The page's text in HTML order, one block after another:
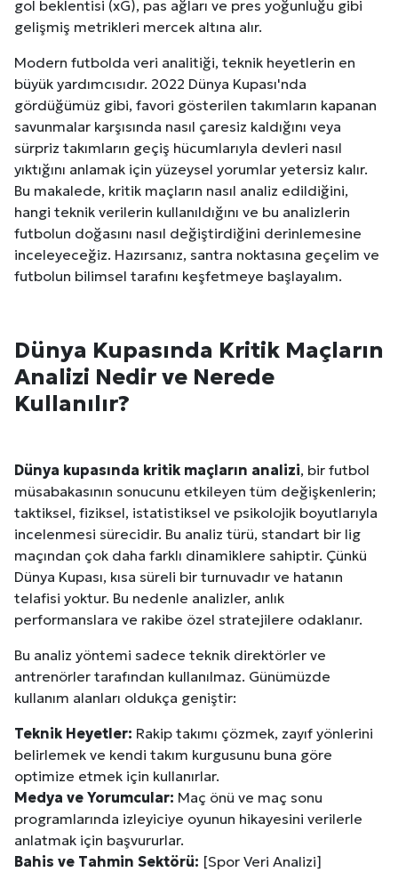
gol beklentisi (xG), pas ağları ve pres yoğunluğu gibi
gelişmiş metrikleri mercek altına alır.
Modern futbolda veri analitiği, teknik heyetlerin en
büyük yardımcısıdır. 2022 Dünya Kupası'nda
gördüğümüz gibi, favori gösterilen takımların kapanan
savunmalar karşısında nasıl çaresiz kaldığını veya
sürpriz takımların geçiş hücumlarıyla devleri nasıl
yıktığını anlamak için yüzeysel yorumlar yetersiz kalır.
Bu makalede, kritik maçların nasıl analiz edildiğini,
hangi teknik verilerin kullanıldığını ve bu analizlerin
futbolun doğasını nasıl değiştirdiğini derinlemesine
inceleyeceğiz. Hazırsanız, santra noktasına geçelim ve
futbolun bilimsel tarafını keşfetmeye başlayalım.
Dünya Kupasında Kritik Maçların
Analizi Nedir ve Nerede
Kullanılır?
Dünya kupasında kritik maçların analizi, bir futbol
müsabakasının sonucunu etkileyen tüm değişkenlerin;
taktiksel, fiziksel, istatistiksel ve psikolojik boyutlarıyla
incelenmesi sürecidir. Bu analiz türü, standart bir lig
maçından çok daha farklı dinamiklere sahiptir. Çünkü
Dünya Kupası, kısa süreli bir turnuvadır ve hatanın
telafisi yoktur. Bu nedenle analizler, anlık
performanslara ve rakibe özel stratejilere odaklanır.
Bu analiz yöntemi sadece teknik direktörler ve
antrenörler tarafından kullanılmaz. Günümüzde
kullanım alanları oldukça geniştir:
Teknik Heyetler: Rakip takımı çözmek, zayıf yönlerini
belirlemek ve kendi takım kurgusunu buna göre
optimize etmek için kullanırlar.
Medya ve Yorumcular: Maç önü ve maç sonu
programlarında izleyiciye oyunun hikayesini verilerle
anlatmak için başvururlar.
Bahis ve Tahmin Sektörü: [Spor Veri Analizi]